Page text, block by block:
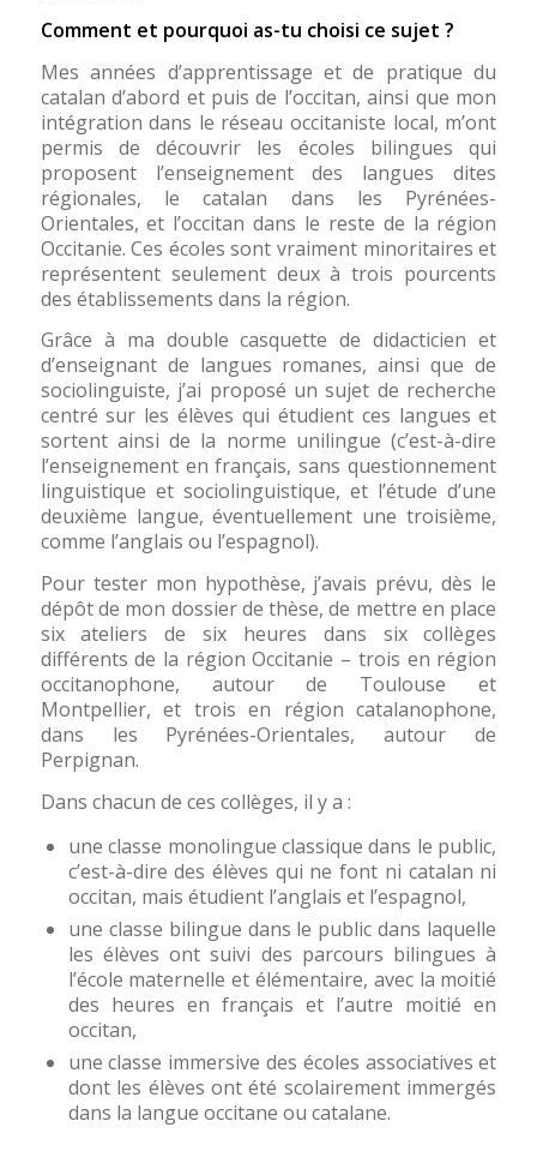
Comment et pourquoi as-tu choisi ce sujet ?
Mes années d’apprentissage et de pratique du
catalan d’abord et puis de l’occitan, ainsi que mon
intégration dans le réseau occitaniste local, m’ont
permis de découvrir les écoles bilingues qui
proposent l’enseignement des langues dites
régionales, le catalan dans les Pyrénées-
Orientales, et l’occitan dans le reste de la région
Occitanie. Ces écoles sont vraiment minoritaires et
représentent seulement deux à trois pourcents
des établissements dans la région.
Grâce à ma double casquette de didacticien et
d’enseignant de langues romanes, ainsi que de
sociolinguiste, j’ai proposé un sujet de recherche
centré sur les élèves qui étudient ces langues et
sortent ainsi de la norme unilingue (c’est-à-dire
l’enseignement en français, sans questionnement
linguistique et sociolinguistique, et l’étude d’une
deuxième langue, éventuellement une troisième,
comme l’anglais ou l’espagnol).
Pour tester mon hypothèse, j’avais prévu, dès le
dépôt de mon dossier de thèse, de mettre en place
six ateliers de six heures dans six collèges
différents de la région Occitanie – trois en région
occitanophone, autour de Toulouse et
Montpellier, et trois en région catalanophone,
dans les Pyrénées-Orientales, autour de
Perpignan.
Dans chacun de ces collèges, il y a :
une classe monolingue classique dans le public,
c’est-à-dire des élèves qui ne font ni catalan ni
occitan, mais étudient l’anglais et l’espagnol,
une classe bilingue dans le public dans laquelle
les élèves ont suivi des parcours bilingues à
l’école maternelle et élémentaire, avec la moitié
des heures en français et l’autre moitié en
occitan,
une classe immersive des écoles associatives et
dont les élèves ont été scolairement immergés
dans la langue occitane ou catalane.